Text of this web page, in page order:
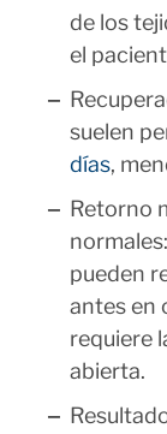
de los
el
suelen
días,
Retorno
pueden
antes en
requiere
abierta.